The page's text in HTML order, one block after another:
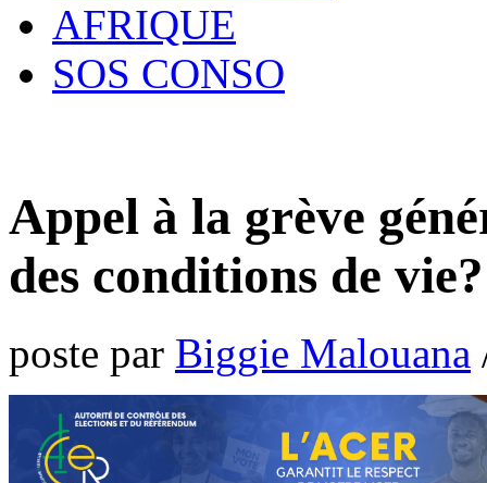
AFRIQUE
SOS CONSO
Appel à la grève
des conditions de vie?
poste par Biggie Malouana